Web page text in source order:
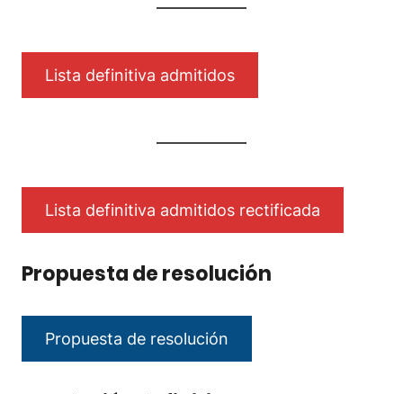
Lista definitiva admitidos
Lista definitiva admitidos rectificada
Propuesta de resolución
Propuesta de resolución